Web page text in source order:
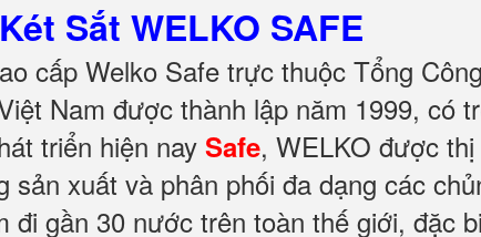
Sắt WELKO SAFE
cấp Welko Safe trực thuộc Tổng
Nam được thành lập năm 1999, có
triển hiện nay Safe, WELKO được
sản xuất và phân phối đa dạng các
đi gần 30 nước trên toàn thế giới, đặc